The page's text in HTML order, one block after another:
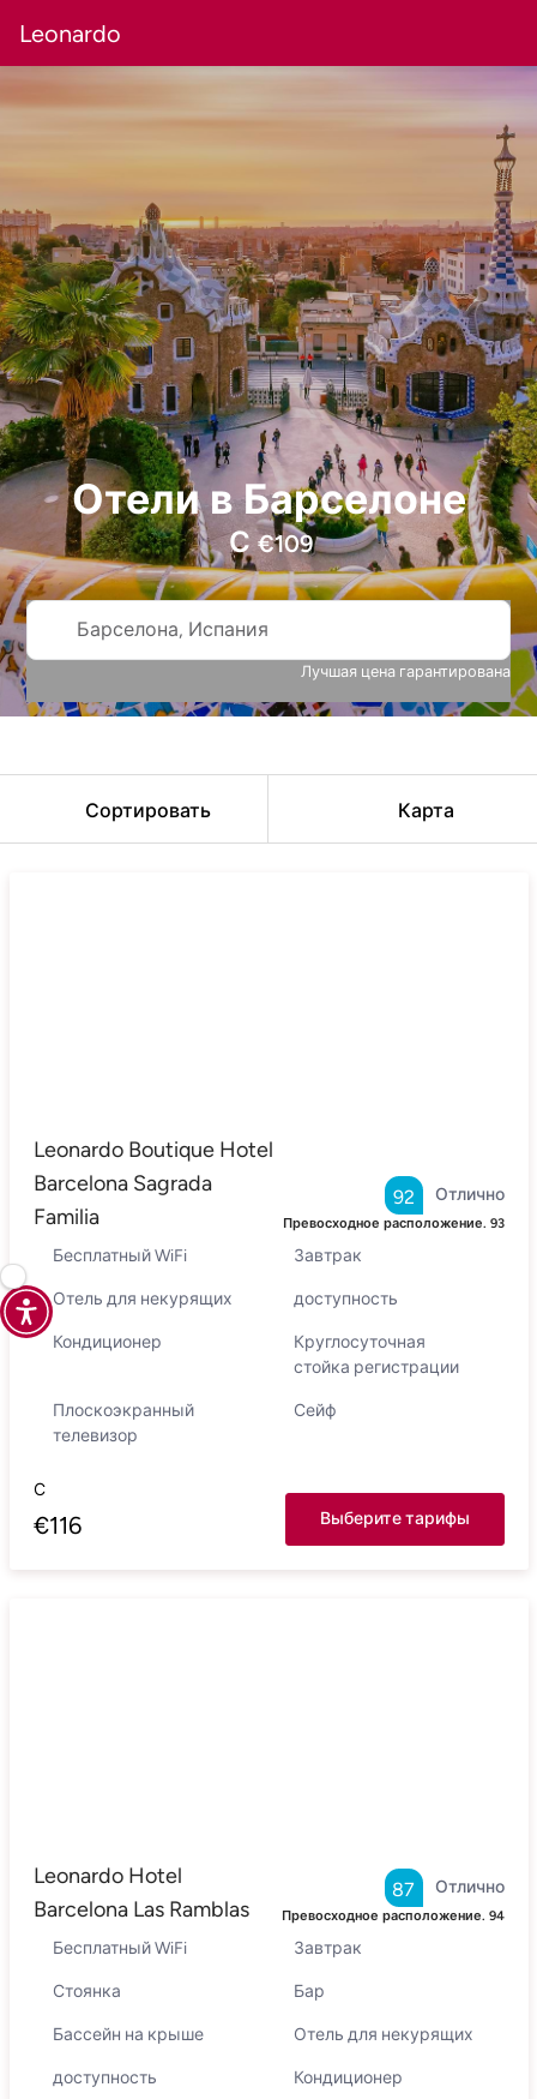
Leonardo
Отели в Барселоне
С€109
Барселона, Испания
Лучшая цена гарантирована
Сортировать Карта
Leonardo Boutique Hotel
Barcelona Sagrada
Familia
Отлично
92
Превосходное расположение. 93
Бесплатный WiFi Завтрак
Отель для некурящих доступность
Кондиционер
Круглосуточная
стойка регистрации
Плоскоэкранный
телевизор
Сейф
С
€116 Выберите тарифы
Leonardo Hotel
Barcelona Las Ramblas
Отлично
87
Превосходное расположение. 94
Бесплатный WiFi Завтрак
Стоянка Бар
Бассейн на крыше Отель для некурящих
доступность Кондиционер